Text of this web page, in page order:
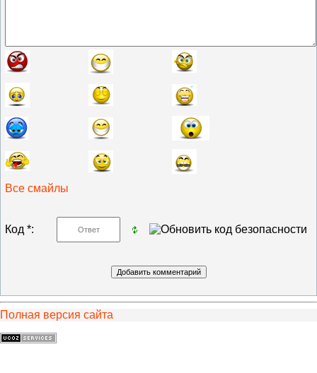
Все смайлы
Код *:
Полная версия сайта